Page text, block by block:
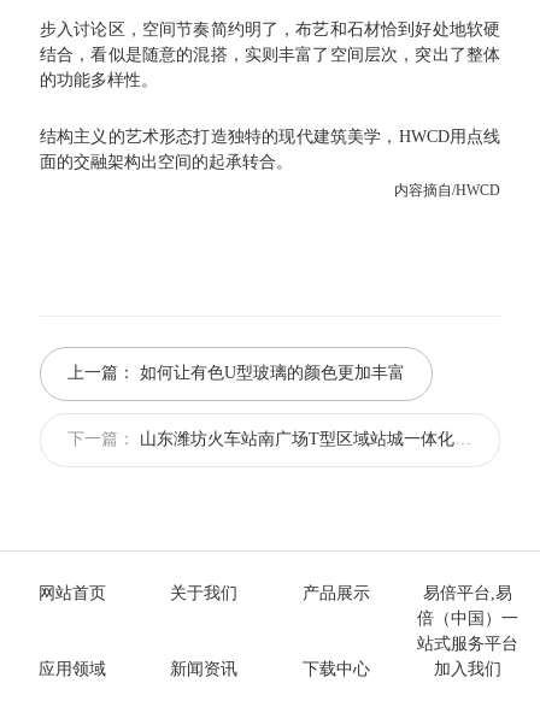
步入讨论区，空间节奏简约明了，布艺和石材恰到好处地软硬
结合，看似是随意的混搭，实则丰富了空间层次，突出了整体
的功能多样性。
结构主义的艺术形态打造独特的现代建筑美学，HWCD用点线
面的交融架构出空间的起承转合。
内容摘自/HWCD
上一篇： 如何让有色U型玻璃的颜色更加丰富
下一篇： 山东潍坊火车站南广场T型区域站城一体化工程U型玻璃
网站首页 关于我们 产品展示
易倍平台,易
倍（中国）一
站式服务平台
应用领域
新闻资讯 下载中心 加入我们